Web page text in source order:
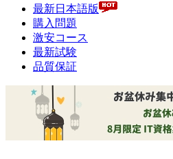
最新日本語版
購入問題
激安コース
最新試験
品質保証